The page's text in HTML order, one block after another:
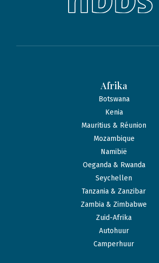
Afrika
Botswana
Kenia
Mauritius & Réunion
Mozambique
Namibië
Oeganda & Rwanda
Seychellen
Tanzania & Zanzibar
Zambia & Zimbabwe
Zuid-Afrika
Autohuur
Camperhuur